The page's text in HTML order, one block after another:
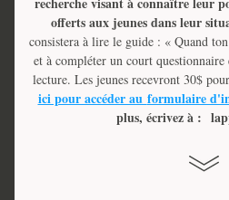
offerts aux jeunes dans leur
consistera à lire le guide : « Quand
et à compléter un court questionnaire
lecture. Les jeunes recevront 30$
ici pour accéder au formulaire
plus, écrivez à :